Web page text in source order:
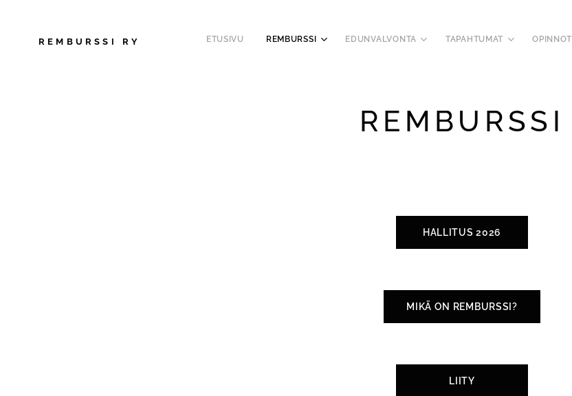
REMBURSSI RY ETUSIVU REMBURSSI EDUNVALVONTA TAPAHTUMAT OPINNOT
REMBURSSI
HALLITUS 2026
MIKÄ ON REMBURSSI?
LIITY